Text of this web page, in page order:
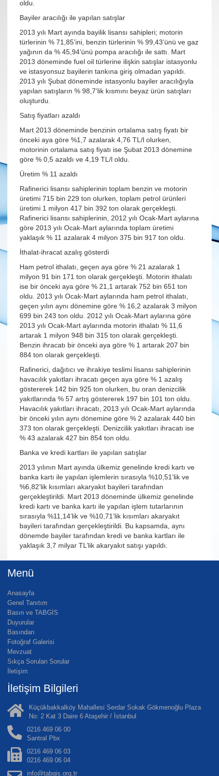
oldu.
Bayiler aracılığı ile yapılan satışlar
2013 yılı Mart ayında bayilik lisansı sahipleri; motorin
türlerinin % 71,85’ini, benzin türlerinin % 99,43’ünü ve gaz
yağının da % 45,94’ünü pompa aracılığı ile sattı. Mart
2013 döneminde fuel oil türlerine ilişkin satışlar istasyonlu
ve istasyonsuz bayilerin tankına giriş olmadan yapıldı.
2013 yılı Şubat döneminde istasyonlu bayiler aracılığıyla
yapılan satışların % 98,7’lik kısmını beyaz ürün satışları
oluşturdu.
Satış fiyatları azaldı
Mart 2013 döneminde benzinin ortalama satış fiyatı bir
önceki aya göre %1,7 azalarak 4,76 TL/l olurken,
motorinin ortalama satış fiyatı ise Şubat 2013 dönemine
göre % 0,5 azaldı ve 4,19 TL/l oldu.
Üretim % 11 azaldı
Rafinerici lisansı sahiplerinin toplam benzin ve motorin
üretimi 715 bin 229 ton olurken, toplam petrol ürünleri
üretimi 1 milyon 417 bin 392 ton olarak gerçekleşti.
Rafinerici lisansı sahiplerinin, 2012 yılı Ocak-Mart aylarına
göre 2013 yılı Ocak-Mart aylarında toplam üretimi
yaklaşık % 11 azalarak 4 milyon 375 bin 917 ton oldu.
İthalat-ihracat azalış gösterdi
Ham petrol ithalatı, geçen aya göre % 21 azalarak 1
milyon 91 bin 171 ton olarak gerçekleşti. Motorin ithalatı
ise bir önceki aya göre % 21,1 artarak 752 bin 651 ton
oldu. 2013 yılı Ocak-Mart aylarında ham petrol ithalatı,
geçen yılın aynı dönemine göre % 16,2 azalarak 3 milyon
699 bin 243 ton oldu. 2012 yılı Ocak-Mart aylarına göre
2013 yılı Ocak-Mart aylarında motorin ithalatı % 11,6
artarak 1 milyon 948 bin 315 ton olarak gerçekleşti.
Benzin ihracatı bir önceki aya göre % 1 artarak 207 bin
884 ton olarak gerçekleşti.
Rafinerici, dağıtıcı ve ihrakiye teslimi lisansı sahiplerinin
havacılık yakıtları ihracatı geçen aya göre % 1 azalış
göstererek 142 bin 925 ton olurken, bu oran denizcilik
yakıtlarında % 57 artış göstererek 197 bin 101 ton oldu.
Havacılık yakıtları ihracatı, 2013 yılı Ocak-Mart aylarında
bir önceki yılın aynı dönemine göre % 2 azalarak 440 bin
373 ton olarak gerçekleşti. Denizcilik yakıtları ihracatı ise
% 43 azalarak 427 bin 854 ton oldu.
Banka ve kredi kartları ile yapılan satışlar
2013 yılının Mart ayında ülkemiz genelinde kredi kartı ve
banka kartı ile yapılan işlemlerin sırasıyla %10,51’lik ve
%6,82’lik kısımları akaryakıt bayileri tarafından
gerçekleştirildi. Mart 2013 döneminde ülkemiz genelinde
kredi kartı ve banka kartı ile yapılan işlem tutarlarının
sırasıyla %11,14’lik ve %10,71’lik kısımları akaryakıt
bayileri tarafından gerçekleştirildi. Bu kapsamda, aynı
dönemde bayiler tarafından kredi ve banka kartları ile
yaklaşık 3,7 milyar TL’lik akaryakıt satışı yapıldı.
Menü
Anasayfa
Genel Tanıtım
Basın ve TABGİS
Duyurular
Basından
Fotoğraf Galerisi
Mevzuat
Sıkça Sorulan Sorular
İletişim
İletişim Bilgileri
Küçükbakkalköy Mahallesi Serdar Sokak Gökmenoğlu Plaza
No: 2 Kat 3 Daire 6 Ataşehir / İstanbul
0216 469 06 00
Santral Pbx
0216 469 06 03
0216 469 06 04
info@tabgis.org.tr